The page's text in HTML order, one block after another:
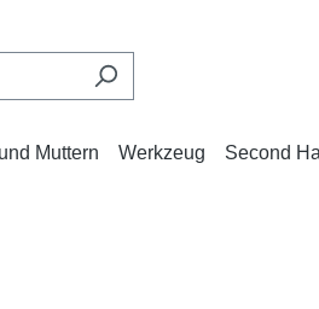
Muttern Werkzeug Second